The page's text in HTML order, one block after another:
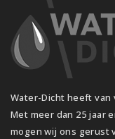
Water-Dicht heeft
Met meer dan 25 jaar
mogen wij ons gerust